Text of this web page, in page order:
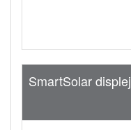
SmartSolar displej